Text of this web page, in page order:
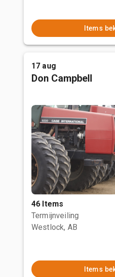
Items
17 aug
Don Campbell
46 Items
Termijnveiling
Westlock, AB
Items